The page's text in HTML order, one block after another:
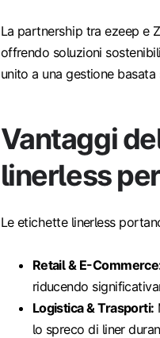
La partnership tra ezeep e
offrendo soluzioni
unito a una gestione basata
Vantaggi
linerless
Le etichette linerless
Retail & E-
riducendo
Logistica & Trasporti:
lo spreco di liner